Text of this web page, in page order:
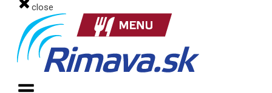
close